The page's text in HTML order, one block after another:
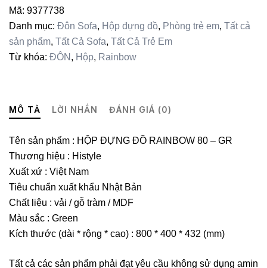
-
GR
số
lượng
Mã: 9377738
Danh mục: Đôn Sofa, Hộp đựng đồ, Phòng trẻ em, Tất cả
sản phẩm, Tất Cả Sofa, Tất Cả Trẻ Em
Từ khóa: ĐÔN , Hộp, Rainbow
MÔ TẢ LỜI NHẮN ĐÁNH GIÁ (0)
Tên sản phẩm : HỘP ĐỰNG ĐỒ RAINBOW 80 – GR
Thương hiệu : Histyle
Xuất xứ : Việt Nam
Tiêu chuẩn xuất khẩu Nhật Bản
Chất liệu : vải / gỗ tràm / MDF
Màu sắc : Green
Kích thước (dài * rộng * cao) : 800 * 400 * 432 (mm)
Tất cả các sản phẩm phải đạt yêu cầu không sử dụng amin